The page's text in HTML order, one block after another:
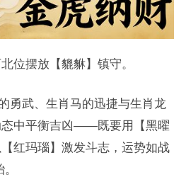
位摆放【貔貅】镇守。
勇武、生肖马的迅捷与生肖龙
态中平衡吉凶——既要用【黑曜
红玛瑙】激发斗志，运势如战